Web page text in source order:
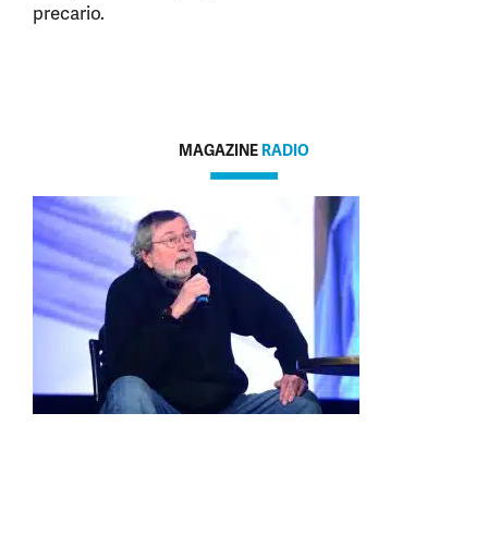
precario.
MAGAZINE RADIO